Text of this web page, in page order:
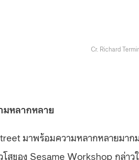
Cr. Richard
หลากหลาย
มาพร้อมความหลากหลายมา
โสของ Sesame Workshop กล่า